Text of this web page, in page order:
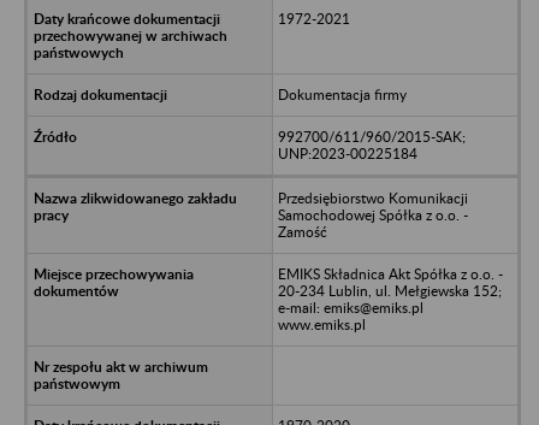
1972-2021
Dokumentacja firmy
992700/611/960/2015-SAK;
UNP:2023-00225184
Przedsiębiorstwo Komunikacji
Samochodowej Spółka z o.o. -
Zamość
EMIKS Składnica Akt Spółka z o.o. -
20-234 Lublin, ul. Mełgiewska 152;
e-mail: emiks@emiks.pl
www.emiks.pl